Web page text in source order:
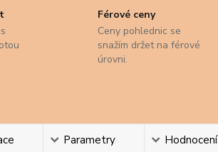
Férové ceny
Ceny pohlednic se
snažím držet na férové
úrovni.
Parametry Hodnocení